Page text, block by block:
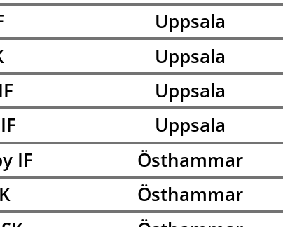
Uppsala
Uppsala
Uppsala
Uppsala
IF
Östhammar
Östhammar